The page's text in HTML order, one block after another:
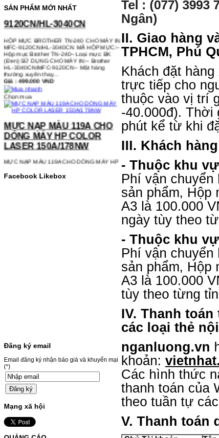
SẢN PHẨM MỚI NHẤT
9120CN/HL-3040CN
HỘP MỰC BROTHER TN-240 CHO MÁY IN
MFC-9120CN/HL-3040CN MÃ HỘP MỰC:–
Hộp mực Brother TN-240– Loại mực: BK
(Đen) SỬ DỤNG CHO MÁY IN:– Brother
HL-3040CN/MFC-9120CN– Mặt hàng
thường xuyên thay…
Giá : 499.000 VND
Chọn mua
MỰC NẠP MÀU 119A CHO
DÒNG MÁY HP COLOR
LASER 150A/178NW
MỰC NẠP MÀU 119A CHO DÒNG MÁY HP
COLOR LASER 150A/178NWMÃ MỰC
NẠP:- 119A/150A- Loại mực: Mực in laser
màuSỬ DỤNG CHO MÁY IN:- HP Color
Giá : 199.000 VND
HỘP MỰC HP 110A
LBP 243/MF 461DW
HỘP MỰC HP 110A (W1110A) CHO DÒNG
MÁY LBP 243/MF 461DWMÃ HỘP MỰC:-
Hộp mực HP 110A (W1110A)- Loại mực:
IN:- HP…
Chọn mua
Facebook Likebox
Đăng ký email
Email đăng ký nhận báo giá và khuyến mại
(*)
Mạng xã hội
Tel : (077) 3993
Ngân)
II. Giao hàng
TPHCM, Phú
Khách đặt
trực tiếp cho
thuộc vào vị trí
-40.000đ). Thời
phút kể từ khi
III. Khách
- Thuộc khu
Phí vận
sản phẩm, Hộp
A3 là 100.000
ngày tùy theo
- Thuộc khu
Phí vận
sản phẩm, Hộp
A3 là 100.000
tùy theo từng
IV. Thanh
các loại thẻ
nganluong.vn
khoản:
Các hình thức
thanh toán của
theo tuần tự
V. Thanh toán